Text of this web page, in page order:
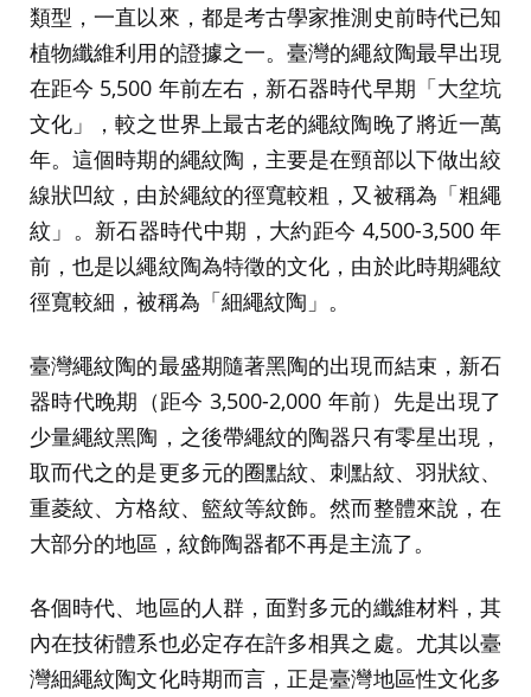
類型，一直以來，都是考古學家推測史前時代已知
植物纖維利用的證據之一。臺灣的繩紋陶最早出現
在距今 5,500 年前左右，新石器時代早期「大坌坑
文化」，較之世界上最古老的繩紋陶晚了將近一萬
年。這個時期的繩紋陶，主要是在頸部以下做出絞
線狀凹紋，由於繩紋的徑寬較粗，又被稱為「粗繩
紋」。新石器時代中期，大約距今 4,500-3,500 年
前，也是以繩紋陶為特徵的文化，由於此時期繩紋
徑寬較細，被稱為「細繩紋陶」。
臺灣繩紋陶的最盛期隨著黑陶的出現而結束，新石
器時代晚期（距今 3,500-2,000 年前）先是出現了
少量繩紋黑陶，之後帶繩紋的陶器只有零星出現，
取而代之的是更多元的圈點紋、刺點紋、羽狀紋、
重菱紋、方格紋、籃紋等紋飾。然而整體來說，在
大部分的地區，紋飾陶器都不再是主流了。
各個時代、地區的人群，面對多元的纖維材料，其
內在技術體系也必定存在許多相異之處。尤其以臺
灣細繩紋陶文化時期而言，正是臺灣地區性文化多